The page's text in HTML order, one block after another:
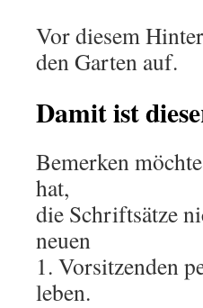
Vor diesem
den Garten auf.
Damit ist
Bemerken
hat,
die Schriftsätze
neuen
1. Vorsitzenden
leben.